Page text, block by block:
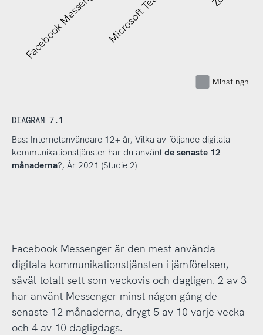
Facebook Messenger Microsoft Teams
Minst ngn
DIAGRAM 7.1
Bas: Internetanvändare 12+ år, Vilka av följande digitala
kommunikationstjänster har du använt de senaste 12
månaderna?, År 2021 (Studie 2)
Facebook Messenger är den mest använda
digitala kommunikationstjänsten i jämförelsen,
såväl totalt sett som veckovis och dagligen. 2 av 3
har använt Messenger minst någon gång de
senaste 12 månaderna, drygt 5 av 10 varje vecka
och 4 av 10 dagligdags.